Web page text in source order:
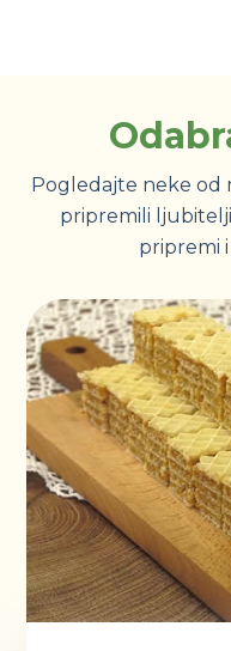
Pogledajte neke od
pripremili
pripremi